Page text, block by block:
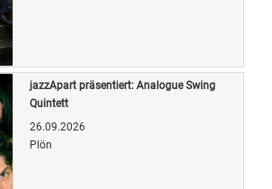
jazzApart präsentiert: Analogue Swing
Quintett
26.09.2026
Plön